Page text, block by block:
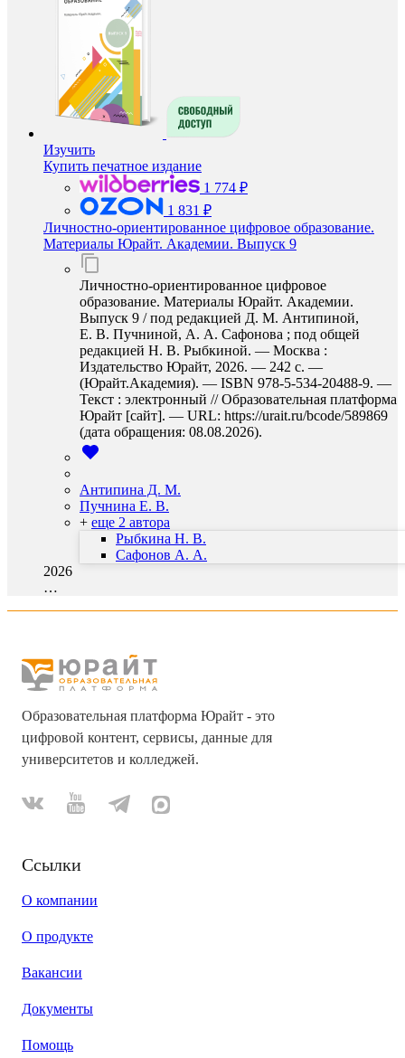
Изучить
Купить печатное издание
1 774 ₽
1 831 ₽
Личностно-ориентированное цифровое образование.
Материалы Юрайт. Академии. Выпуск 9
Личностно-ориентированное цифровое
образование. Материалы Юрайт. Академии.
Выпуск 9 / под редакцией Д. М. Антипиной,
Е. В. Пучниной, А. А. Сафонова ; под общей
редакцией Н. В. Рыбкиной. — Москва :
Издательство Юрайт, 2026. — 242 с. —
(Юрайт.Академия). — ISBN 978-5-534-20488-9. —
Текст : электронный // Образовательная платформа
Юрайт [сайт]. — URL: https://urait.ru/bcode/589869
(дата обращения: 08.08.2026).
Антипина Д. М.
Пучнина Е. В.
+ еще 2 автора
Рыбкина Н. В.
Сафонов А. А.
2026
…
Образовательная платформа Юрайт - это
цифровой контент, сервисы, данные для
университетов и колледжей.
Ссылки
О компании
О продукте
Вакансии
Документы
Помощь